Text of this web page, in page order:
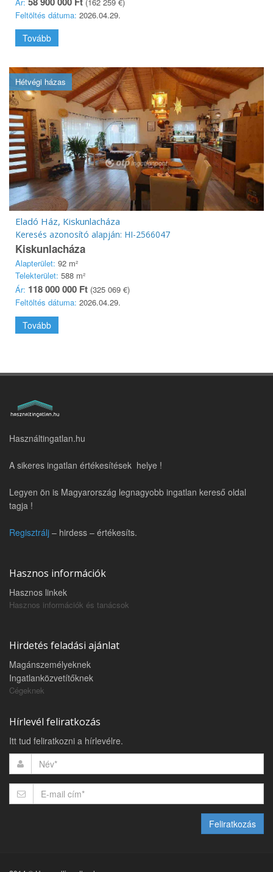
Ár:
(162 259 €)
Feltöltés dátuma: 2026.04.29.
Tovább
Hétvégi házas
Eladó Ház, Kiskunlacháza
Keresés azonosító alapján: HI-2566047
Kiskunlacháza
Alapterület: 92 m²
Telekterület: 588 m²
Ár: 118 000 000 Ft (325 069 €)
Feltöltés dátuma: 2026.04.29.
Tovább
Használtingatlan.hu
A sikeres ingatlan értékesítések helye !
Legyen ön is Magyarország legnagyobb ingatlan kereső oldal
tagja !
Regisztrálj – hirdess – értékesíts.
Hasznos információk
Hasznos linkek
Hasznos információk és tanácsok
Hirdetés feladási ajánlat
Magánszemélyeknek
Ingatlanközvetítőknek
Cégeknek
Hírlevél feliratkozás
Itt tud feliratkozni a hírlevélre.
Feliratkozás